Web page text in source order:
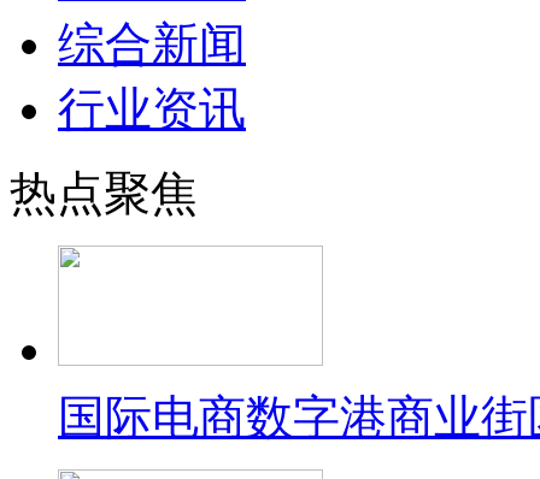
综合新闻
行业资讯
热点聚焦
国际电商数字港商业